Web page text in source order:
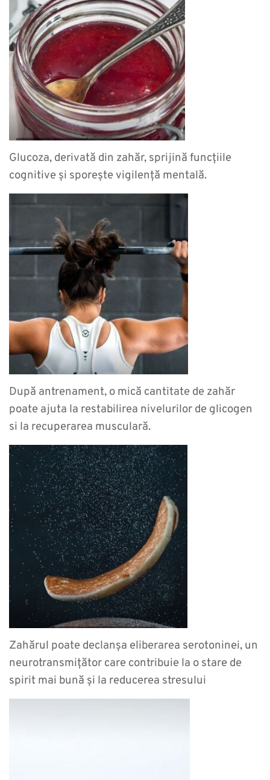
Glucoza, derivată din zahăr, sprijină funcțiile
cognitive și sporește vigilență mentală.
După antrenament, o mică cantitate de zahăr
poate ajuta la restabilirea nivelurilor de glicogen
si la recuperarea musculară.
Zahărul poate declanșa eliberarea serotoninei, un
neurotransmițător care contribuie la o stare de
spirit mai bună și la reducerea stresului